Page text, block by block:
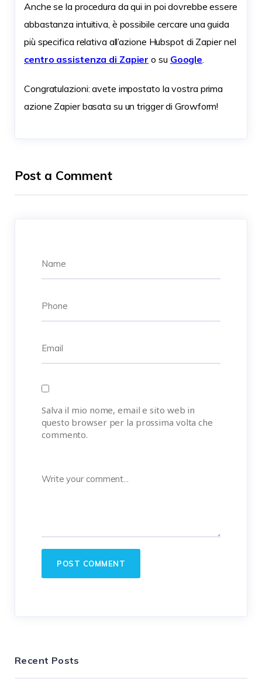
Anche se la procedura da qui in poi dovrebbe essere
abbastanza intuitiva, è possibile cercare una guida
più specifica relativa all’azione Hubspot di Zapier nel
centro assistenza di Zapier o su Google.
Congratulazioni: avete impostato la vostra prima
azione Zapier basata su un trigger di Growform!
Post a Comment
Salva il mio nome, email e sito web in
questo browser per la prossima volta che
commento.
Recent Posts